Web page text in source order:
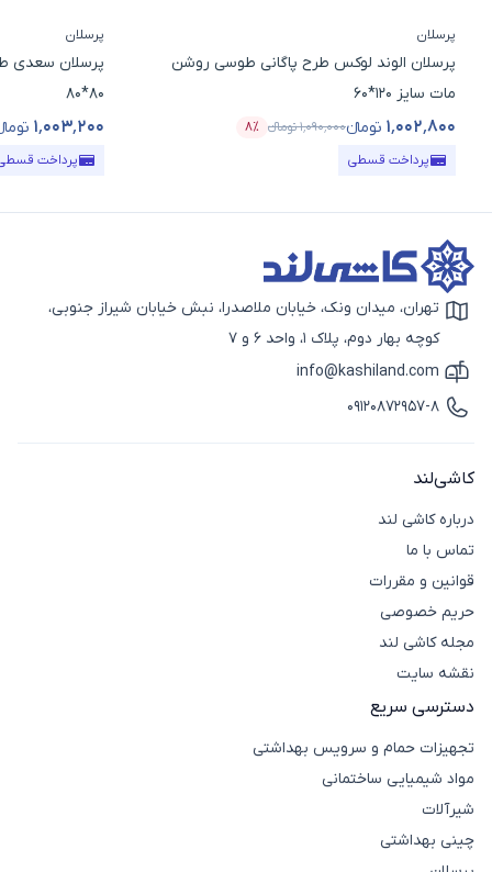
پرسلان
پرسلان الوند لوکس طرح پاگانی طوسی روشن
مات سایز 120*60
۱٬۰۰۲٬۸۰۰ تومانء۱٬۰۹۰٬۰۰۰تومانء
قیمت محصول
۸٪
پرداخت قسطی
پرسلان
پرسلان سعدی
80*80
۱٬۰۰۳٬۲۰۰
قیمت محصول
پرداخت
آیکون نقشه
تهران، میدان ونک، خیابان ملاصدرا، نبش خیابان شیراز جنوبی،
کوچه بهار دوم، پلاک 1، واحد 6 و 7
آیکون ایمیل
info@kashiland.com
آیکون تماس
09120872957-8
کاشی‌لند
درباره کاشی لند
تماس با ما
قوانین و مقررات
حریم خصوصی
مجله کاشی لند
نقشه سایت
دسترسی سریع
تجهیزات حمام و سرویس بهداشتی
مواد شیمیایی ساختمانی
شیرآلات
چینی بهداشتی